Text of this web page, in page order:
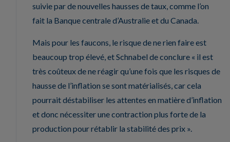
suivie par de nouvelles hausses de taux, comme l’on
fait la Banque centrale d’Australie et du Canada.
Mais pour les faucons, le risque de ne rien faire est
beaucoup trop élevé, et Schnabel de conclure « il est
très coûteux de ne réagir qu’une fois que les risques de
hausse de l’inflation se sont matérialisés, car cela
pourrait déstabiliser les attentes en matière d’inflation
et donc nécessiter une contraction plus forte de la
production pour rétablir la stabilité des prix ».